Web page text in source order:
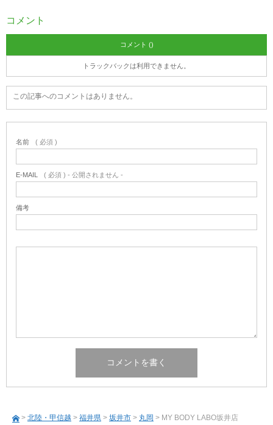
コメント
コメント ()
トラックバックは利用できません。
この記事へのコメントはありません。
名前 ( 必須 )
E-MAIL ( 必須 ) - 公開されません -
備考
> 北陸・甲信越 > 福井県 > 坂井市 > 丸岡 > MY BODY LABO坂井店